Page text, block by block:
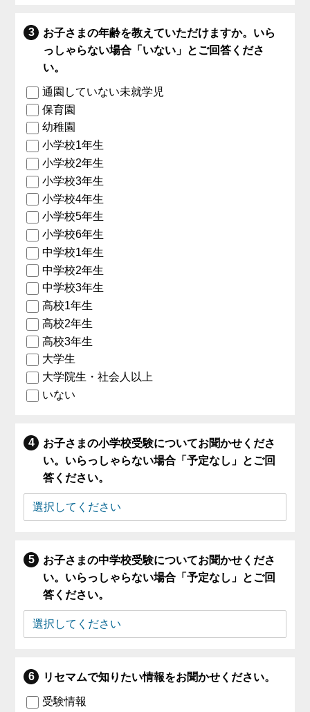
お子さまの年齢を教えていただけますか。いら
っしゃらない場合「いない」とご回答くださ
い。
通園していない未就学児
保育園
幼稚園
小学校1年生
小学校2年生
小学校3年生
小学校4年生
小学校5年生
小学校6年生
中学校1年生
中学校2年生
中学校3年生
高校1年生
高校2年生
高校3年生
大学生
大学院生・社会人以上
いない
お子さまの小学校受験についてお聞かせくださ
い。いらっしゃらない場合「予定なし」とご回
答ください。
お子さまの中学校受験についてお聞かせくださ
い。いらっしゃらない場合「予定なし」とご回
答ください。
リセマムで知りたい情報をお聞かせください。
受験情報